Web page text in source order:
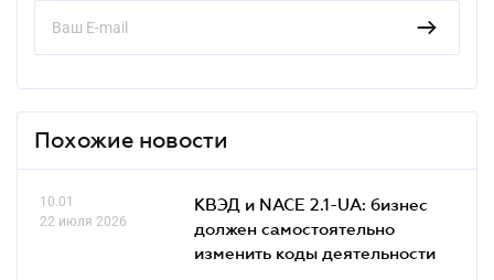
Похожие новости
10.01
22 июля 2026
КВЭД и NACE 2.1-UA: бизнес
должен самостоятельно
изменить коды деятельности